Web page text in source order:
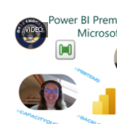
VIDEO